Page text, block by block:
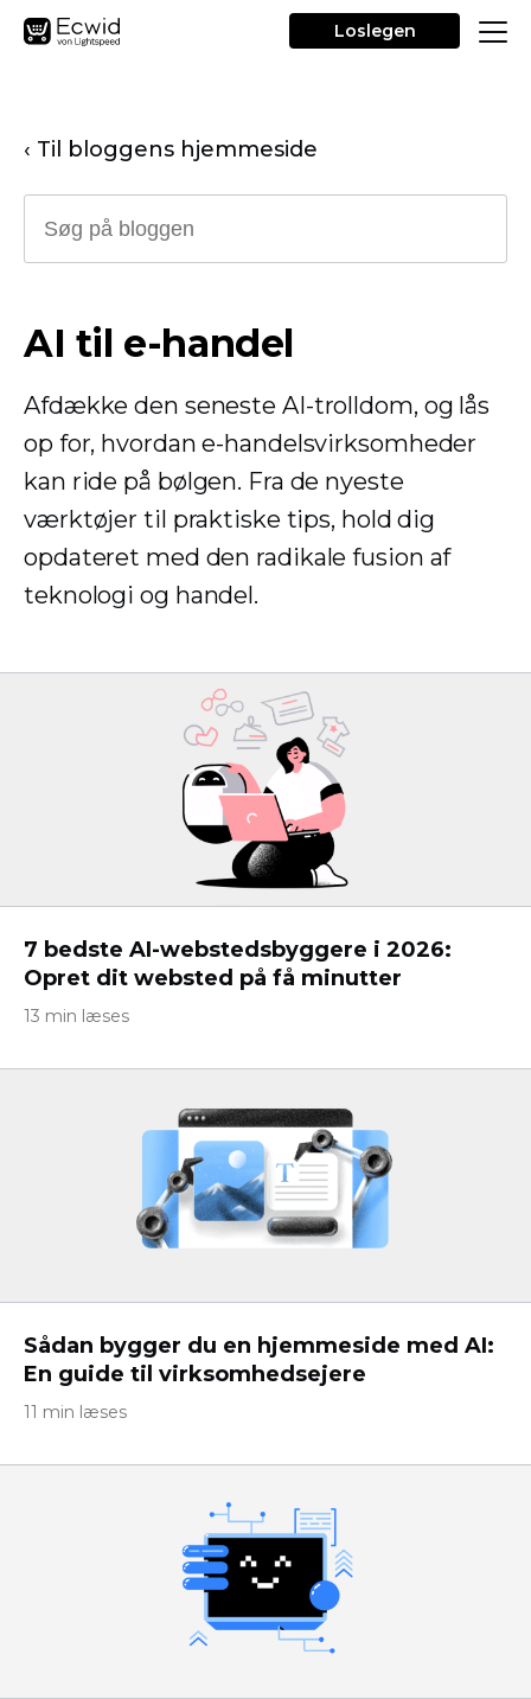
Loslegen
‹ Til bloggens hjemmeside
AI til e-handel
Afdække den seneste AI-trolldom, og lås
op for, hvordan e-handelsvirksomheder
kan ride på bølgen. Fra de nyeste
værktøjer til praktiske tips, hold dig
opdateret med den radikale fusion af
teknologi og handel.
7 bedste AI-webstedsbyggere i 2026:
Opret dit websted på få minutter
13 min læses
Sådan bygger du en hjemmeside med AI:
En guide til virksomhedsejere
11 min læses